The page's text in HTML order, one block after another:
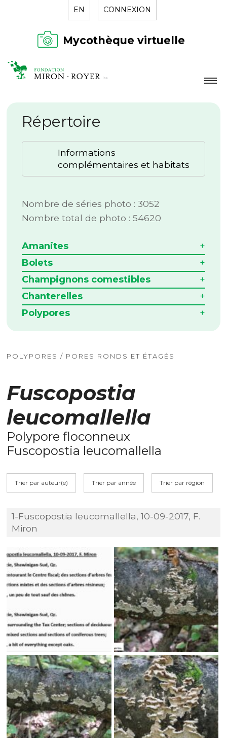
EN CONNEXION
Mycothèque virtuelle
LA FONDATION
NOUVELLES
RÉPERTOIRE
Répertoire
Informations
complémentaires et habitats
Nombre de séries photo : 3052
Nombre total de photo : 54620
Amanites
Bolets
Champignons comestibles
Chanterelles
Polypores
POLYPORES / PORES RONDS ET ÉTAGÉS
Fuscopostia
leucomallella
Polypore floconneux
Fuscopostia leucomallella
Trier par auteur(e) Trier par année Trier par région
1-Fuscopostia leucomallella, 10-09-2017, F.
Miron